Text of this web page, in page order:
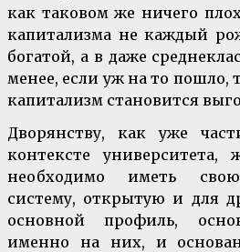
как таковом же ничего
капитализма не каждый
богатой, а в даже
менее, если уж на то пошло,
капитализм становится
Дворянству, как уже
контексте университета,
необходимо иметь свою
систему, открытую и для
основной профиль,
именно на них, и